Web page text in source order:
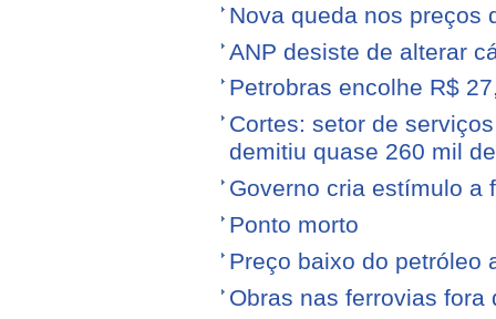
Nova queda nos preços
ANP desiste de alterar
Petrobras encolhe R$
Cortes: setor de
demitiu quase 260 mil
Governo cria estímulo a
Ponto morto
Preço baixo do petróleo
Obras nas ferrovias fora